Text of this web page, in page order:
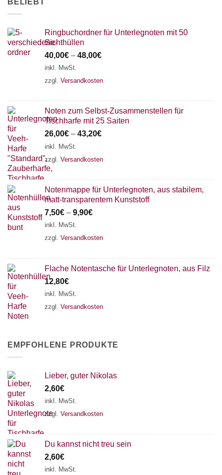
BELIEBT
Ringbuchordner für Unterlegnoten mit 50
Sichthüllen
40,00€ – 48,00€
inkl. MwSt.
zzgl. Versandkosten
Noten zum Selbst-Zusammenstellen für
Tischharfe mit 25 Saiten
26,00€ – 43,20€
inkl. MwSt.
zzgl. Versandkosten
Notenmappe für Unterlegnoten, aus stabilem,
matt-transparentem Kunststoff
7,50€ – 9,90€
inkl. MwSt.
zzgl. Versandkosten
Flache Notentasche für Unterlegnoten, aus Filz
12,80€
inkl. MwSt.
zzgl. Versandkosten
EMPFOHLENE PRODUKTE
Lieber, guter Nikolas
2,60€
inkl. MwSt.
zzgl. Versandkosten
Du kannst nicht treu sein
2,60€
inkl. MwSt.